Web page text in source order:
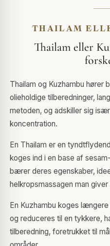
THAILAM
Thailam eller
Thailam og Kuzhambu hører
olieholdige tilberedninger,
metoden, og adskiller sig
koncentration.
En Thailam er en
koges ind i en base af
bærer deres egenskaber,
helkropsmassagen man giver
En Kuzhambu koges
og reduceres til en tykkere,
tilberedning, foretrukket til